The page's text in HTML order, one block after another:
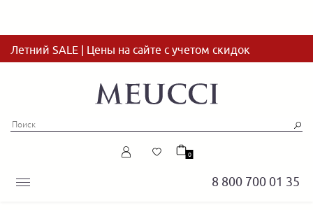
Летний SALE | Цены на сайте с учетом скидок
8 800 700 01 35
0